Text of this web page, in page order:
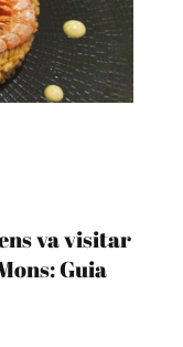
va visitar
Guia